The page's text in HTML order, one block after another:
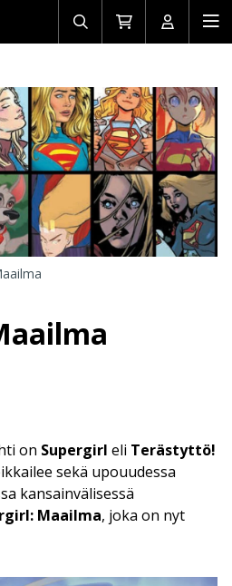
Avaa/sulje
haku
Siirry
ostoskoriin
Avaa/
on Supergirl eli Terästyttö!
sekä upouudessa
kansainvälisessä
Maailma, joka on nyt